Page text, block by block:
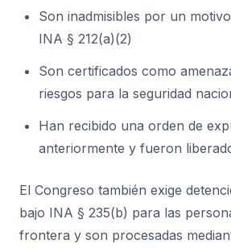
Son inadmisibles por un
INA § 212(a)(2)
Son certificados como
riesgos para la seguridad
Han recibido una orden de
anteriormente y fueron
El Congreso también exige
bajo INA § 235(b) para las
frontera y son procesadas